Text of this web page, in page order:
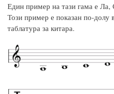
Един пример на тази гама е
Този пример е показан по-
таблатура за китара.